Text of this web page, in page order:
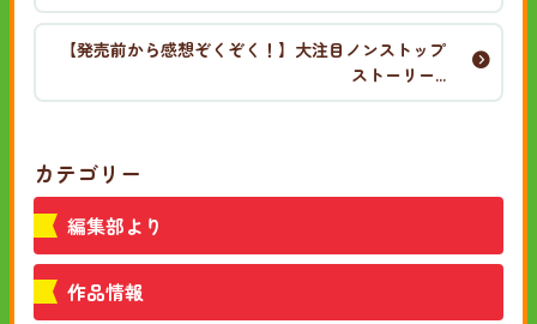
【発売前から感想ぞくぞく！】大注目ノンストップ
ストーリー...
カテゴリー
編集部より
作品情報